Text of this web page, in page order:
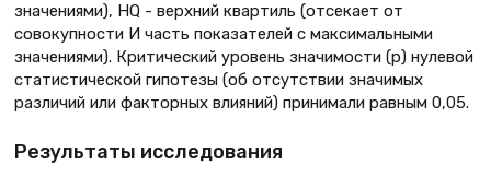
значениями), HQ - верхний квартиль (отсекает от
совокупности И часть показателей с максимальными
значениями). Критический уровень значимости (р) нулевой
статистической гипотезы (об отсутствии значимых
различий или факторных влияний) принимали равным 0,05.
Результаты исследования